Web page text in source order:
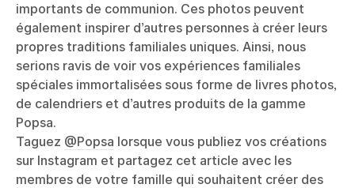
importants de communion. Ces photos peuvent
également inspirer d’autres personnes à créer leurs
propres traditions familiales uniques. Ainsi, nous
serions ravis de voir vos expériences familiales
spéciales immortalisées sous forme de livres photos,
de calendriers et d’autres produits de la gamme
Popsa.
Taguez @Popsa lorsque vous publiez vos créations
sur Instagram et partagez cet article avec les
membres de votre famille qui souhaitent créer des